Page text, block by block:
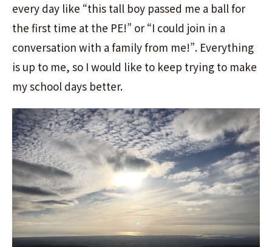
every day like “this tall boy passed me a ball for
the first time at the PE!” or “I could join in a
conversation with a family from me!”. Everything
is up to me, so I would like to keep trying to make
my school days better.